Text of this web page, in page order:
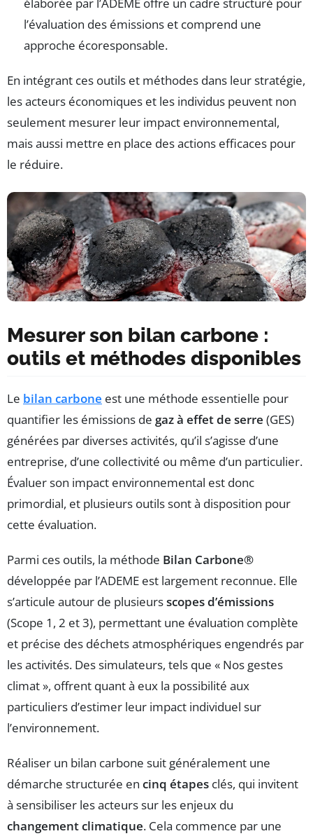
élaborée par l’ADEME offre un cadre structuré pour
l’évaluation des émissions et comprend une
approche écoresponsable.
En intégrant ces outils et méthodes dans leur stratégie,
les acteurs économiques et les individus peuvent non
seulement mesurer leur impact environnemental,
mais aussi mettre en place des actions efficaces pour
le réduire.
Mesurer son bilan carbone :
outils et méthodes disponibles
Le bilan carbone est une méthode essentielle pour
quantifier les émissions de gaz à effet de serre (GES)
générées par diverses activités, qu’il s’agisse d’une
entreprise, d’une collectivité ou même d’un particulier.
Évaluer son impact environnemental est donc
primordial, et plusieurs outils sont à disposition pour
cette évaluation.
Parmi ces outils, la méthode Bilan Carbone®
développée par l’ADEME est largement reconnue. Elle
s’articule autour de plusieursscopes d’émissions
(Scope 1, 2 et 3), permettant une évaluation complète
et précise des déchets atmosphériques engendrés par
les activités. Des simulateurs, tels que « Nos gestes
climat », offrent quant à eux la possibilité aux
particuliers d’estimer leur impact individuel sur
l’environnement.
Réaliser un bilan carbone suit généralement une
démarche structurée en cinq étapes clés, qui invitent
à sensibiliser les acteurs sur les enjeux du
changement climatique. Cela commence par une